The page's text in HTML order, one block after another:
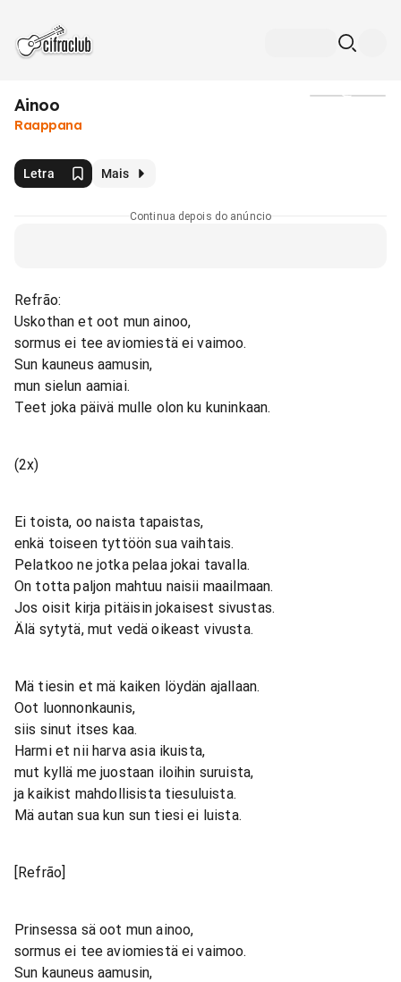
Ainoo
Raappana
Letra Mais
Continua depois do anúncio
Refrão:
Uskothan et oot mun ainoo,
sormus ei tee aviomiestä ei vaimoo.
Sun kauneus aamusin,
mun sielun aamiai.
Teet joka päivä mulle olon ku kuninkaan.
(2x)
Ei toista, oo naista tapaistas,
enkä toiseen tyttöön sua vaihtais.
Pelatkoo ne jotka pelaa jokai tavalla.
On totta paljon mahtuu naisii maailmaan.
Jos oisit kirja pitäisin jokaisest sivustas.
Älä sytytä, mut vedä oikeast vivusta.
Mä tiesin et mä kaiken löydän ajallaan.
Oot luonnonkaunis,
siis sinut itses kaa.
Harmi et nii harva asia ikuista,
mut kyllä me juostaan iloihin suruista,
ja kaikist mahdollisista tiesuluista.
Mä autan sua kun sun tiesi ei luista.
[Refrão]
Prinsessa sä oot mun ainoo,
sormus ei tee aviomiestä ei vaimoo.
Sun kauneus aamusin,